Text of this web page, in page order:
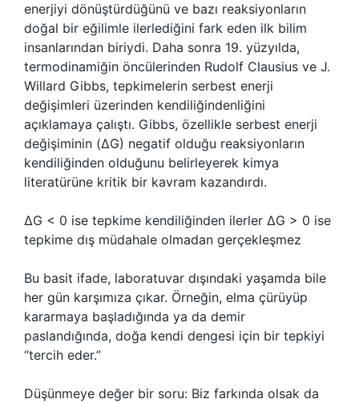
enerjiyi dönüştürdüğünü ve bazı reaksiyonların
doğal bir eğilimle ilerlediğini fark eden ilk bilim
insanlarından biriydi. Daha sonra 19. yüzyılda,
termodinamiğin öncülerinden Rudolf Clausius ve J.
Willard Gibbs, tepkimelerin serbest enerji
değişimleri üzerinden kendiliğindenliğini
açıklamaya çalıştı. Gibbs, özellikle serbest enerji
değişiminin (ΔG) negatif olduğu reaksiyonların
kendiliğinden olduğunu belirleyerek kimya
literatürüne kritik bir kavram kazandırdı.
ΔG < 0 ise tepkime kendiliğinden ilerler ΔG > 0 ise
tepkime dış müdahale olmadan gerçekleşmez
Bu basit ifade, laboratuvar dışındaki yaşamda bile
her gün karşımıza çıkar. Örneğin, elma çürüyüp
kararmaya başladığında ya da demir
paslandığında, doğa kendi dengesi için bir tepkiyi
“tercih eder.”
Düşünmeye değer bir soru: Biz farkında olsak da